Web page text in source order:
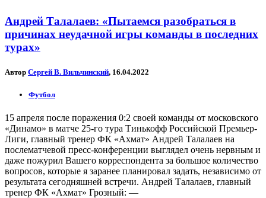
Андрей Талалаев: «Пытаемся разобраться в
причинах неудачной игры команды в последних
турах»
Автор Сергей В. Вильчинский, 16.04.2022
Футбол
15 апреля после поражения 0:2 своей команды от московского
«Динамо» в матче 25-го тура Тинькофф Российской Премьер-
Лиги, главный тренер ФК «Ахмат» Андрей Талалаев на
послематчевой пресс-конференции выглядел очень нервным и
даже пожурил Вашего корреспондента за большое количество
вопросов, которые я заранее планировал задать, независимо от
результата сегодняшней встречи. Андрей Талалаев, главный
тренер ФК «Ахмат» Грозный: —